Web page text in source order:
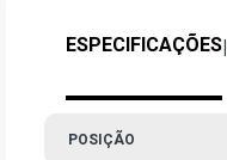
ESPECIFICAÇÕES|
POSIÇÃO